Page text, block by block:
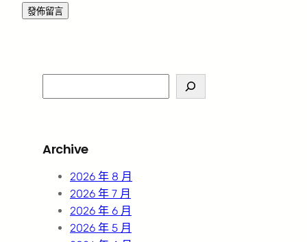
e
c
Archive
2026 年 8 月
2026 年 7 月
2026 年 6 月
2026 年 5 月